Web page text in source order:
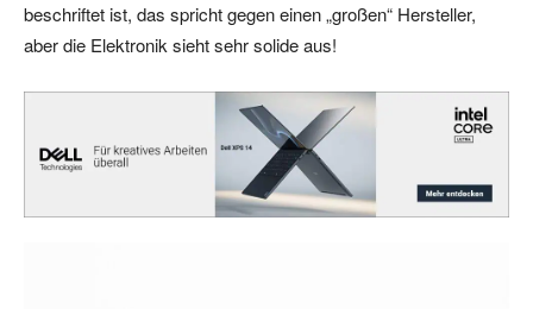
beschriftet ist, das spricht gegen einen „großen“ Hersteller,
aber die Elektronik sieht sehr solide aus!